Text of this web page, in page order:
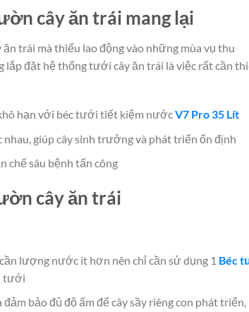
cây ăn trái mang lại
trái mà thiếu lao động vào những mùa vụ thu
lắp đặt hệ thống tưới cây ăn trái là việc rất cần
hạn với béc tưới tiết kiệm nướcV7 Pro 35 Lít
nhau, giúp cây sinh trưởng và phát triển ổn định
chế sâu bệnh tấn công
cây ăn trái
lượng nước ít hơn nên chỉ cần sử dụng 1 Béc
tưới
bảo đủ độ ẩm để cây sầy riêng con phát triển,